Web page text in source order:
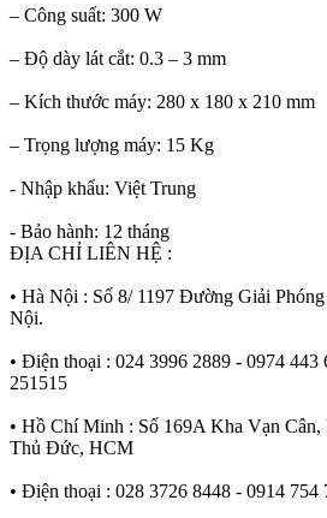
– Công suất: 300 W
– Độ dày lát cắt: 0.3 – 3 mm
– Kích thước máy: 280 x 180 x 210 mm
– Trọng lượng máy: 15 Kg
- Nhập khẩu: Việt Trung
- Bảo hành: 12 tháng
ĐỊA CHỈ LIÊN HỆ :
• Hà Nội : Số 8/ 1197 Đường Giải
Nội.
• Điện thoại : 024 3996 2889 - 0974 443
251515
• Hồ Chí Minh : Số 169A Kha Vạn Cân,
Thủ Đức, HCM
• Điện thoại : 028 3726 8448 - 0914 754